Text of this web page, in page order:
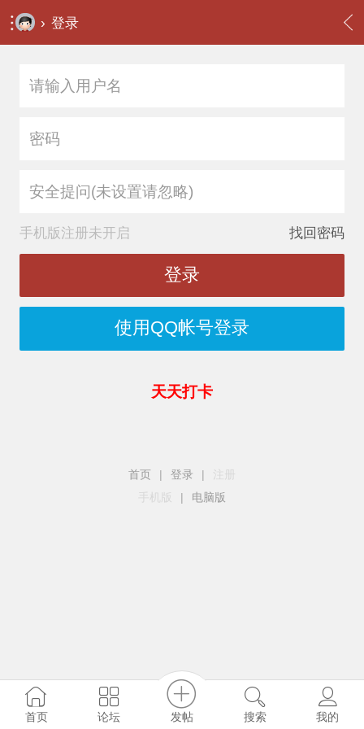
› 登录
安全提问(未设置请忽略)
手机版注册未开启 找回密码
登录
使用QQ帐号登录
天天打卡
首页 | 登录 |
手机版
| 电脑版
首页 论坛 发帖 搜索 我的